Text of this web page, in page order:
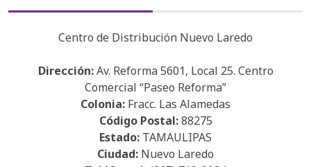
Centro de Distribución Nuevo Laredo
Dirección:Av. Reforma 5601, Local 25. Centro
Comercial “Paseo Reforma”
Colonia: Fracc. Las Alamedas
Código Postal:88275
Estado: TAMAULIPAS
Ciudad: Nuevo Laredo